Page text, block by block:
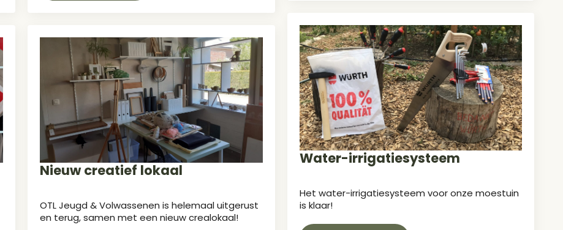
Water-irrigatiesysteem
Het water-irrigatiesysteem voor onze moestuin
is klaar!
Nieuw creatief lokaal
OTL Jeugd & Volwassenen is helemaal uitgerust
en terug, samen met een nieuw crealokaal!